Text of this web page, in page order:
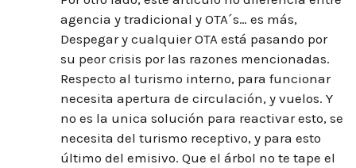
agencia y tradicional y OTA´s… es más,
Despegar y cualquier OTA está pasando por
su peor crisis por las razones mencionadas.
Respecto al turismo interno, para funcionar
necesita apertura de circulación, y vuelos. Y
no es la unica solución para reactivar esto, se
necesita del turismo receptivo, y para esto
último del emisivo. Que el árbol no te tape el